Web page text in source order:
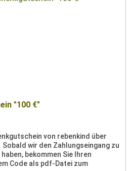
"100 €"
von rebenkind über
Sobald wir den Zahlungseingang zu
bekommen Sie Ihren
Code als pdf-Datei zum